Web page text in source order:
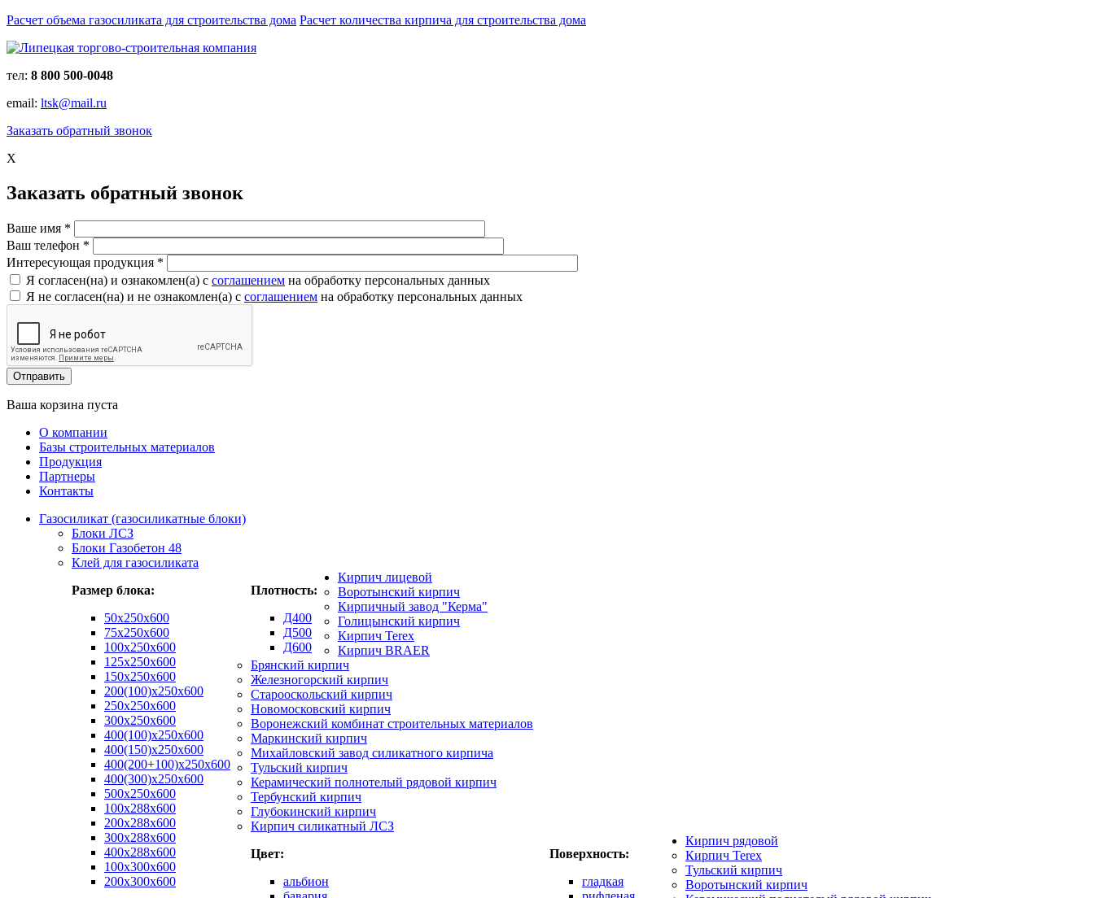
Расчет объема газосиликата для строительства дома Расчет количества кирпича для строительства дома
тел: 8 800 500-0048
email: ltsk@mail.ru
Заказать обратный звонок
X
Заказать обратный звонок
Ваше имя *
Ваш телефон *
Интересующая продукция *
Я согласен(на) и ознакомлен(a) с соглашением на обработку персональных данных
Я не согласен(на) и не ознакомлен(a) с соглашением на обработку персональных данных
Ваша корзина пуста
О компании
Базы строительных материалов
Продукция
Партнеры
Контакты
Газосиликат (газосиликатные блоки)
Блоки ЛСЗ
Блоки Газобетон 48
Клей для газосиликата
Размер блока:
50х250х600
75x250x600
100x250x600
125x250x600
150x250x600
200(100)x250x600
250x250x600
300x250x600
400(100)x250x600
400(150)x250x600
400(200+100)x250x600
400(300)x250x600
500x250x600
100x288x600
200x288x600
300x288x600
400x288x600
100х300х600
200х300х600
Плотность:
Д400
Д500
Д600
Кирпич лицевой
Воротынский кирпич
Кирпичный завод "Керма"
Голицынский кирпич
Кирпич Terex
Кирпич BRAER
Брянский кирпич
Железногорский кирпич
Старооскольский кирпич
Новомосковский кирпич
Воронежский комбинат строительных материалов
Маркинский кирпич
Михайловский завод силикатного кирпича
Тульский кирпич
Керамический полнотелый рядовой кирпич
Тербунский кирпич
Глубокинский кирпич
Кирпич силикатный ЛСЗ
Цвет:
альбион
Поверхность:
гладкая
Кирпич рядовой
Кирпич Terex
Тульский кирпич
Воротынский кирпич